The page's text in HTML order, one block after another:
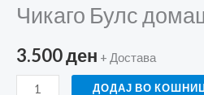
Чикаго Булс
3.500ден + Достава
ДОДАЈ ВО